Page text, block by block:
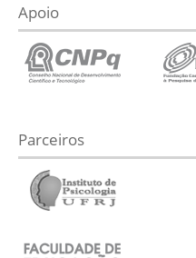
Apoio
Parceiros